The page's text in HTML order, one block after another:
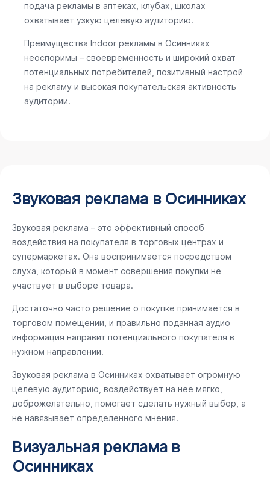
подача рекламы в аптеках, клубах, школах
охватывает узкую целевую аудиторию.
Преимущества Indoor рекламы в Осинниках
неоспоримы – своевременность и широкий охват
потенциальных потребителей, позитивный настрой
на рекламу и высокая покупательская активность
аудитории.
Звуковая реклама в Осинниках
Звуковая реклама – это эффективный способ
воздействия на покупателя в торговых центрах и
супермаркетах. Она воспринимается посредством
слуха, который в момент совершения покупки не
участвует в выборе товара.
Достаточно часто решение о покупке принимается в
торговом помещении, и правильно поданная аудио
информация направит потенциального покупателя в
нужном направлении.
Звуковая реклама в Осинниках охватывает огромную
целевую аудиторию, воздействует на нее мягко,
доброжелательно, помогает сделать нужный выбор, а
не навязывает определенного мнения.
Визуальная реклама в
Осинниках